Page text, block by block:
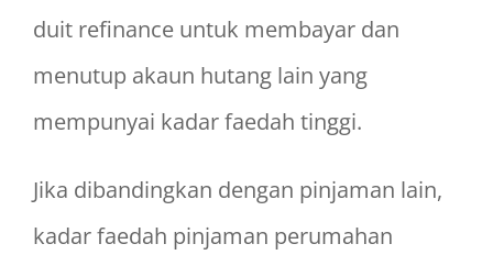
duit refinance untuk membayar dan
menutup akaun hutang lain yang
mempunyai kadar faedah tinggi.
Jika dibandingkan dengan pinjaman lain,
kadar faedah pinjaman perumahan